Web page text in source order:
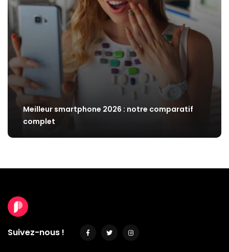
Meilleur smartphone 2026 : notre comparatif
complet
Suivez-nous !